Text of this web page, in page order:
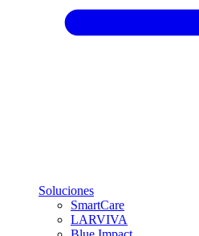
Soluciones
SmartCare
LARVIVA